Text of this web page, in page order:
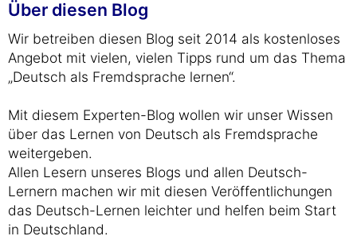
Über diesen Blog
Wir betreiben diesen Blog seit 2014 als kostenloses
Angebot mit vielen, vielen Tipps rund um das Thema
„Deutsch als Fremdsprache lernen“.
Mit diesem Experten-Blog wollen wir unser Wissen
über das Lernen von Deutsch als Fremdsprache
weitergeben.
Allen Lesern unseres Blogs und allen Deutsch-
Lernern machen wir mit diesen Veröffentlichungen
das Deutsch-Lernen leichter und helfen beim Start
in Deutschland.